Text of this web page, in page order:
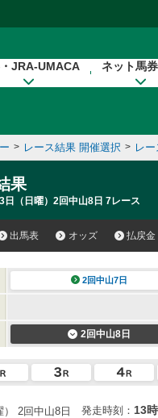
JRA-UMACA ネット馬
> レース結果 開催選択 > レ
果
日（日曜）2回中山8日 7レース
出馬表 オッズ 払戻金
2回中山7日
2回中山8日
） 2回中山8日 発走時刻： 13